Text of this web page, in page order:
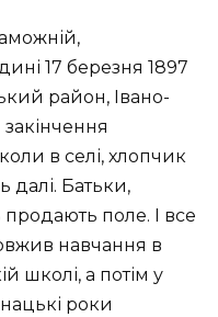
17 березня 1897
район, Івано-
в селі, хлопчик
далі. Батьки,
поле. І все
навчання в
школі, а потім у
роки